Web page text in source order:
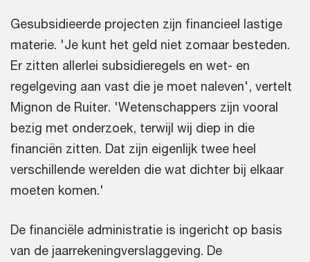
Gesubsidieerde projecten zijn financieel lastige
materie. 'Je kunt het geld niet zomaar besteden.
Er zitten allerlei subsidieregels en wet- en
regelgeving aan vast die je moet naleven', vertelt
Mignon de Ruiter. 'Wetenschappers zijn vooral
bezig met onderzoek, terwijl wij diep in die
financiën zitten. Dat zijn eigenlijk twee heel
verschillende werelden die wat dichter bij elkaar
moeten komen.'
De financiële administratie is ingericht op basis
van de jaarrekeningverslaggeving. De